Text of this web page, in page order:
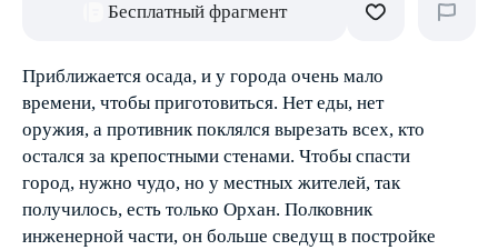
Бесплатный фрагмент
Приближается осада, и у города очень мало
времени, чтобы приготовиться. Нет еды, нет
оружия, а противник поклялся вырезать всех, кто
остался за крепостными стенами. Чтобы спасти
город, нужно чудо, но у местных жителей, так
получилось, есть только Орхан. Полковник
инженерной части, он больше сведущ в постройке